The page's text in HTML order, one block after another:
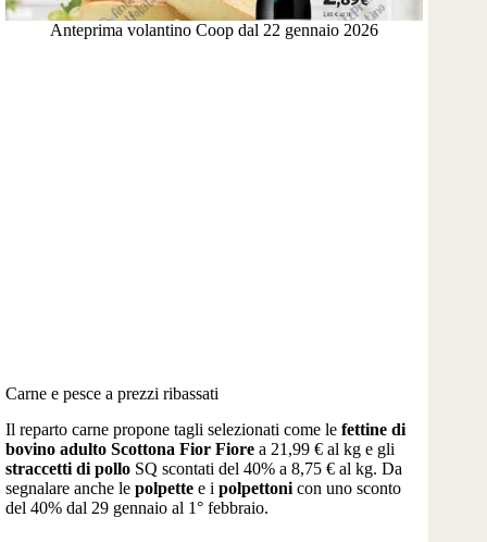
Anteprima volantino Coop dal 22 gennaio 2026
Carne e pesce a prezzi ribassati
Il reparto carne propone tagli selezionati come le fettine di
bovino adulto Scottona Fior Fiore a 21,99 € al kg e gli
straccetti di pollo SQ scontati del 40% a 8,75 € al kg. Da
segnalare anche le polpette e i polpettoni con uno sconto
del 40% dal 29 gennaio al 1° febbraio.